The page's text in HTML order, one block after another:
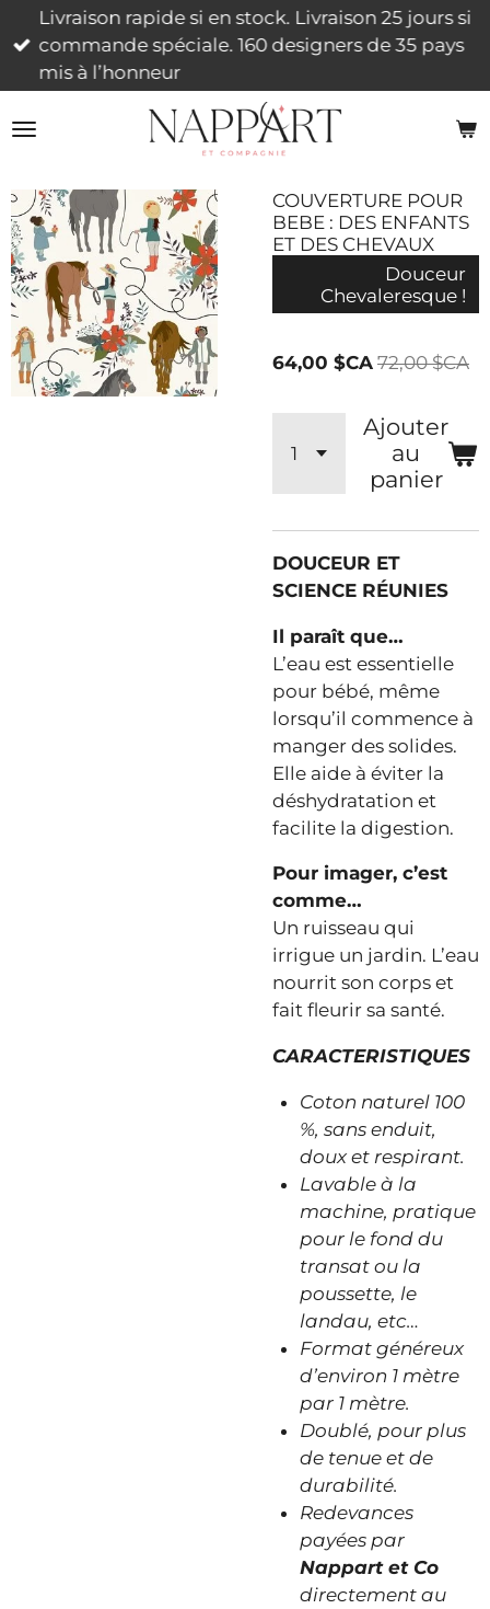
Passer
au
contenu
Livraison rapide si en stock. Livraison 25 jours si
commande spéciale. 160 designers de 35 pays
mis à l’honneur
COUVERTURE POUR
BEBE : DES ENFANTS
ET DES CHEVAUX
Douceur
Chevaleresque !
64,00 $CA 72,00 $CA
Ajouter
au
panier
DOUCEUR ET
SCIENCE RÉUNIES
Il paraît que…
L’eau est essentielle
pour bébé, même
lorsqu’il commence à
manger des solides.
Elle aide à éviter la
déshydratation et
facilite la digestion.
Pour imager, c’est
comme…
Un ruisseau qui
irrigue un jardin. L’eau
nourrit son corps et
fait fleurir sa santé.
CARACTERISTIQUES
Coton naturel 100
%, sans enduit,
doux et respirant.
Lavable à la
machine, pratique
pour le fond du
transat ou la
poussette, le
landau, etc…
Format généreux
d’environ 1 mètre
par 1 mètre.
Doublé, pour plus
de tenue et de
durabilité.
Redevances
payées par
Nappart et Co
directement au